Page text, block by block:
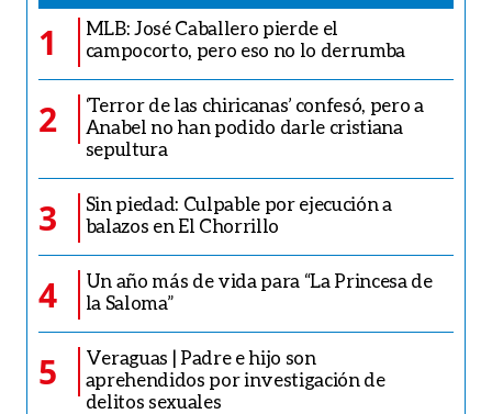
1
MLB: José Caballero pierde el
campocorto, pero eso no lo derrumba
2
‘Terror de las chiricanas’ confesó, pero a
Anabel no han podido darle cristiana
sepultura
3
Sin piedad: Culpable por ejecución a
balazos en El Chorrillo
4
Un año más de vida para “La Princesa de
la Saloma”
5
Veraguas | Padre e hijo son
aprehendidos por investigación de
delitos sexuales